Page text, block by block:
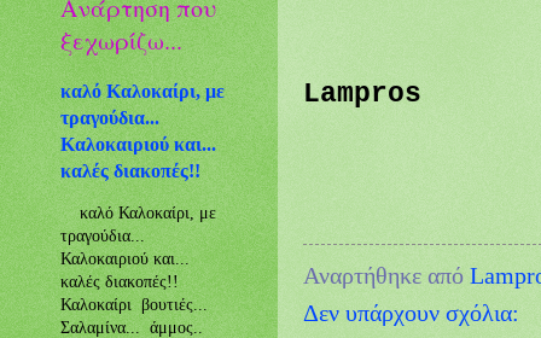
Lampros
Αναρτήθηκε από
Δεν υπάρχουν σχόλια:
Ανάρτηση που
ξεχωρίζω...
καλό Καλοκαίρι, με
τραγούδια...
Καλοκαιριού και...
καλές διακοπές!!
καλό Καλοκαίρι, με
τραγούδια...
Καλοκαιριού και...
καλές διακοπές!!
Καλοκαίρι βουτιές...
Σαλαμίνα... άμμος..